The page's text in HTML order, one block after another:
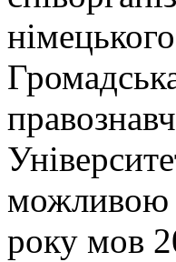
можливою
року мов